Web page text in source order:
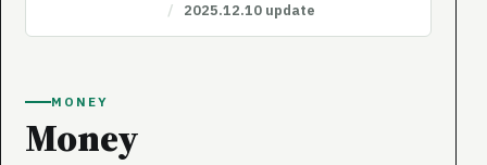
2025.12.10 update
MONEY
Money